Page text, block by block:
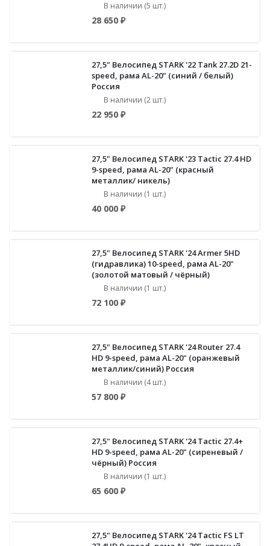
В наличии (5 шт.)
28 650 ₽
27,5" Велосипед STARK '22 Tank 27.2D 21-
speed, рама AL-20" (синий / белый)
Россия
В наличии (2 шт.)
22 950 ₽
27,5" Велосипед STARK '23 Tactic 27.4 HD
9-speed, рама AL-20" (красный
металлик/ никель)
В наличии (1 шт.)
40 000 ₽
27,5" Велосипед STARK '24 Armer 5HD
(гидравлика) 10-speed, рама AL-20"
(золотой матовый / чёрный)
В наличии (1 шт.)
72 100 ₽
27,5" Велосипед STARK '24 Router 27.4
HD 9-speed, рама AL-20" (оранжевый
металлик/синий) Россия
В наличии (4 шт.)
57 800 ₽
27,5" Велосипед STARK '24 Tactic 27.4+
HD 9-speed, рама AL-20" (сиреневый /
чёрный) Россия
В наличии (1 шт.)
65 600 ₽
27,5" Велосипед STARK '24 Tactic FS LT